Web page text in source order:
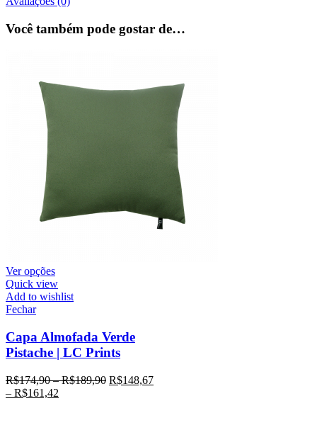
Você também pode gostar de…
Ver opções
Quick view
Add to wishlist
Fechar
Capa Almofada Verde
Pistache | LC Prints
R$174,90–R$189,90 R$148,67
– R$161,42